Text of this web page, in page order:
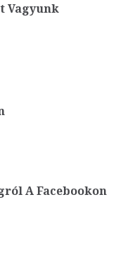
Vagyunk
A Facebookon